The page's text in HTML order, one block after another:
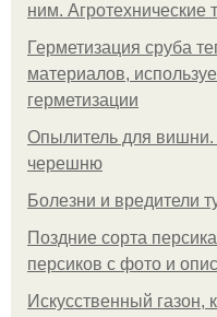
ним. Агротехнические
Герметизация сруба
материалов,
герметизации
Опылитель для
черешню
Болезни и вредители
Поздние сорта
персиков с фото и
Искусственный газон,